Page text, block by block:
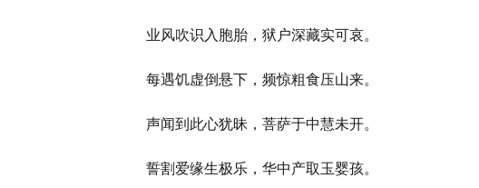
业风吹识入胞胎，狱户深藏实可哀。
每遇饥虚倒悬下，频惊粗食压山来。
声闻到此心犹昧，菩萨于中慧未开。
誓割爱缘生极乐，华中产取玉婴孩。